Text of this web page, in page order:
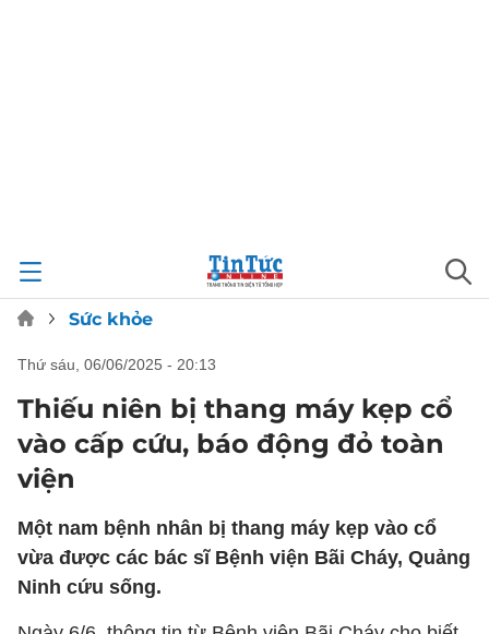
Sức khỏe
thứ sáu, 06/06/2025 - 20:13
Thiếu niên bị thang máy kẹp cổ
vào cấp cứu, báo động đỏ toàn
viện
Một nam bệnh nhân bị thang máy kẹp vào cổ
vừa được các bác sĩ Bệnh viện Bãi Cháy, Quảng
Ninh cứu sống.